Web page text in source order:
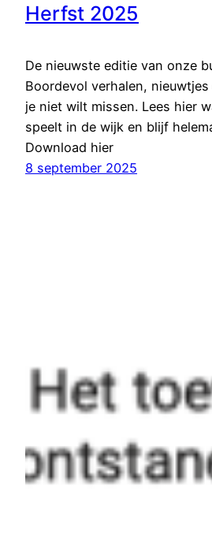
Herfst 2025
De nieuwste editie van onze
Boordevol verhalen,
je niet wilt missen. Lees hier
speelt in de wijk en blijf
Download hier
8 september 2025